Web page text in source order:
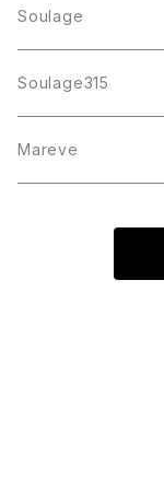
Soulage
Soulage315
Mareve